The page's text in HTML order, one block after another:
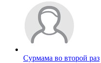
Сурмама во второй раз